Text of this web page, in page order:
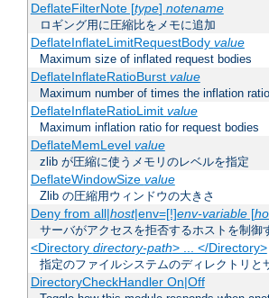
DeflateFilterNote [type] notename
ロギング用に圧縮比をメモに追加
DeflateInflateLimitRequestBody value
Maximum size of inflated request bodies
DeflateInflateRatioBurst value
Maximum number of times the inflation
DeflateInflateRatioLimit value
Maximum inflation ratio for request bodies
DeflateMemLevel value
zlib が圧縮に使うメモリのレベルを指定
DeflateWindowSize value
Zlib の圧縮用ウィンドウの大きさ
Deny from all|host|env=[!]env-variable[
サーバがアクセスを拒否するホストを制御
<Directory directory-path> ... </Directory>
指定のファイルシステムのディレクトリ
DirectoryCheckHandler On|Off